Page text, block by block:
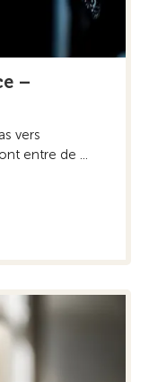
–
vers
entre de ...